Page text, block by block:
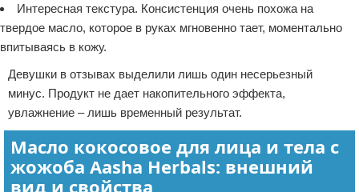
Интересная текстура. Консистенция очень похожа на
твердое масло, которое в руках мгновенно тает, моментально
впитываясь в кожу.
Девушки в отзывах выделили лишь один несерьезный
минус. Продукт не дает накопительного эффекта,
увлажнение – лишь временный результат.
Масло кокосовое для лица и тела с
жожоба Aasha Herbals: внешний
вид и свойства